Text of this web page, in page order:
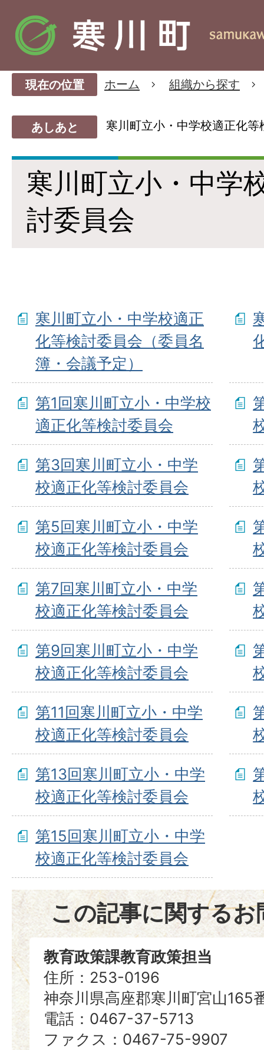
現在の位置 ホーム 組織から探す
あしあと 寒川町立小・中学校適正化等
寒川町立小・中学
討委員会
寒川町立小・中学校適正
化等検討委員会（委員名
簿・会議予定）
第1回寒川町立小・中学校
適正化等検討委員会
第3回寒川町立小・中学
校適正化等検討委員会
第5回寒川町立小・中学
校適正化等検討委員会
第7回寒川町立小・中学
校適正化等検討委員会
第9回寒川町立小・中学
校適正化等検討委員会
第11回寒川町立小・中学
校適正化等検討委員会
第13回寒川町立小・中学
校適正化等検討委員会
第15回寒川町立小・中学
校適正化等検討委員会
この記事に関するお
教育政策課教育政策担当
住所：253-0196
神奈川県高座郡寒川町宮山165
電話：0467-37-5713
ファクス：0467-75-9907